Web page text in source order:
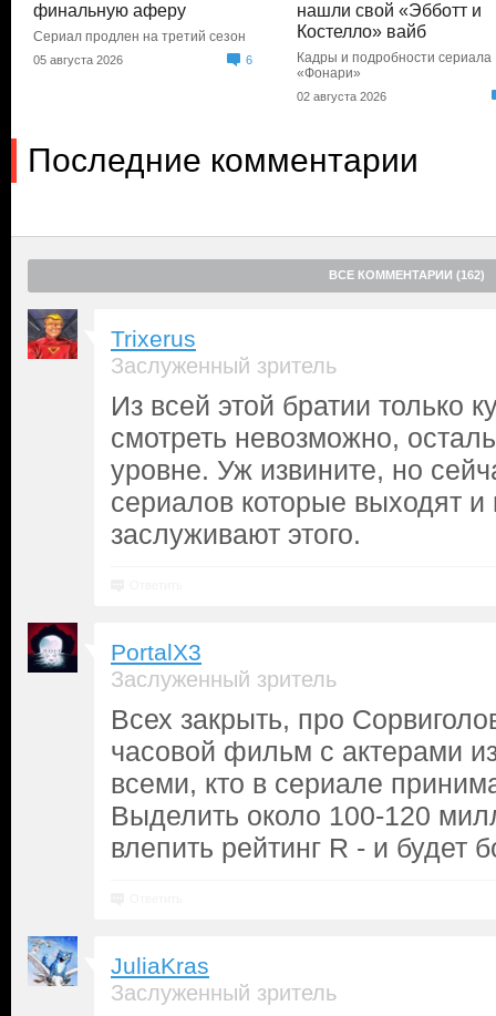
финальную аферу
Сериал продлен на третий сезон
05 августа 2026 6
нашли свой «Эбботт и
Костелло» вайб
Кадры и подробности сериала
«Фонари»
02 августа 2026
Последние комментарии
ВСЕ КОММЕНТАРИИ (162)
Trixerus
Заслуженный зритель
Из всей этой братии только
смотреть невозможно,
уровне. Уж извините, но
сериалов которые выходят
заслуживают этого.
PortalX3
Заслуженный зритель
Всех закрыть, про
часовой фильм с актерами
всеми, кто в сериале
Выделить около 100-120
влепить рейтинг R - и будет
JuliaKras
Заслуженный зритель